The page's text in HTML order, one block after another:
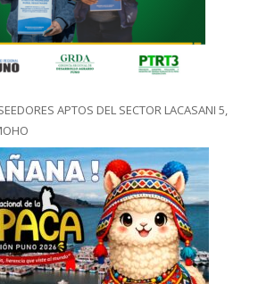
APTOS DEL SECTOR LACASANI 5,